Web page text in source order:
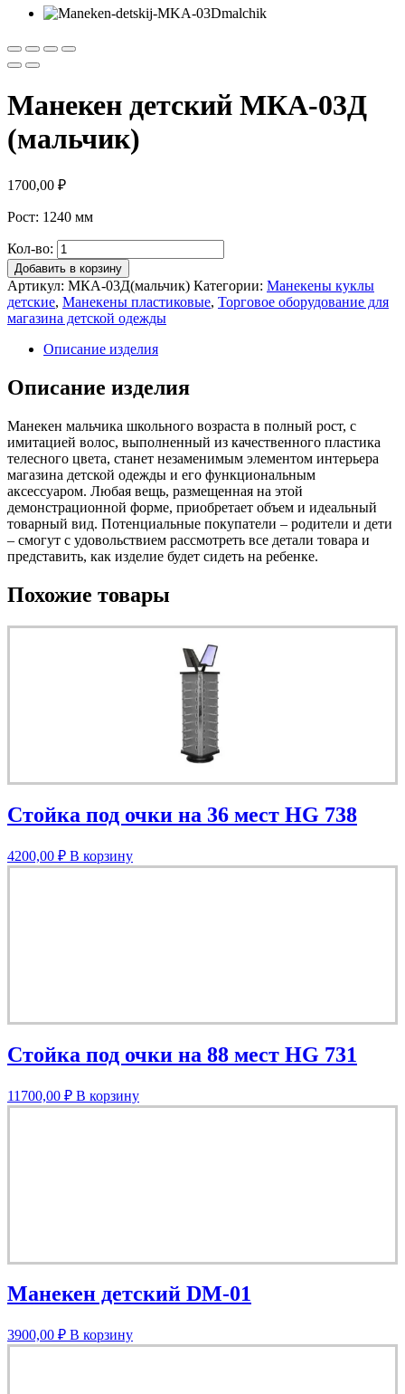
Манекен детский МКА-03Д
(мальчик)
1700,00 ₽
Рост: 1240 мм
Кол-во:
Добавить в корзину
Артикул: МКА-03Д(мальчик) Категории: Манекены куклы
детские, Манекены пластиковые, Торговое оборудование для
магазина детской одежды
Описание изделия
Описание изделия
Манекен мальчика школьного возраста в полный рост, с
имитацией волос, выполненный из качественного пластика
телесного цвета, станет незаменимым элементом интерьера
магазина детской одежды и его функциональным
аксессуаром. Любая вещь, размещенная на этой
демонстрационной форме, приобретает объем и идеальный
товарный вид. Потенциальные покупатели – родители и дети
– смогут с удовольствием рассмотреть все детали товара и
представить, как изделие будет сидеть на ребенке.
Похожие товары
Стойка под очки на 36 мест HG 738
4200,00 ₽ В корзину
Стойка под очки на 88 мест HG 731
11700,00 ₽ В корзину
Манекен детский DM-01
3900,00 ₽ В корзину